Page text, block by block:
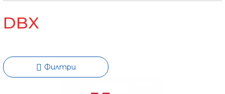
DBX
Филтри